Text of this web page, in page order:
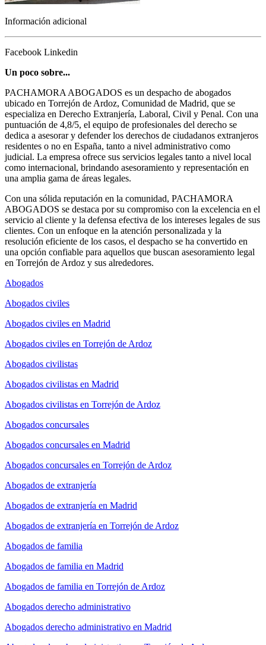
Información adicional
Facebook Linkedin
Un poco sobre...
PACHAMORA ABOGADOS es un despacho de abogados
ubicado en Torrejón de Ardoz, Comunidad de Madrid, que se
especializa en Derecho Extranjería, Laboral, Civil y Penal. Con una
puntuación de 4,8/5, el equipo de profesionales del derecho se
dedica a asesorar y defender los derechos de ciudadanos extranjeros
residentes o no en España, tanto a nivel administrativo como
judicial. La empresa ofrece sus servicios legales tanto a nivel local
como internacional, brindando asesoramiento y representación en
una amplia gama de áreas legales.
Con una sólida reputación en la comunidad, PACHAMORA
ABOGADOS se destaca por su compromiso con la excelencia en el
servicio al cliente y la defensa efectiva de los intereses legales de sus
clientes. Con un enfoque en la atención personalizada y la
resolución eficiente de los casos, el despacho se ha convertido en
una opción confiable para aquellos que buscan asesoramiento legal
en Torrejón de Ardoz y sus alrededores.
Abogados
Abogados civiles
Abogados civiles en Madrid
Abogados civiles en Torrejón de Ardoz
Abogados civilistas
Abogados civilistas en Madrid
Abogados civilistas en Torrejón de Ardoz
Abogados concursales
Abogados concursales en Madrid
Abogados concursales en Torrejón de Ardoz
Abogados de extranjería
Abogados de extranjería en Madrid
Abogados de extranjería en Torrejón de Ardoz
Abogados de familia
Abogados de familia en Madrid
Abogados de familia en Torrejón de Ardoz
Abogados derecho administrativo
Abogados derecho administrativo en Madrid